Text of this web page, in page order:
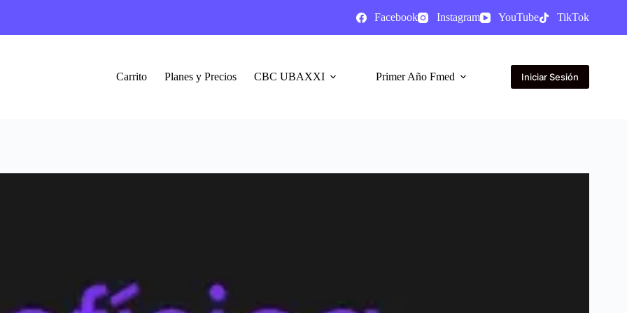
Facebook Instagram YouTube TikTok
Carrito Planes y Precios CBC UBAXXI Primer Año Fmed Iniciar Sesión